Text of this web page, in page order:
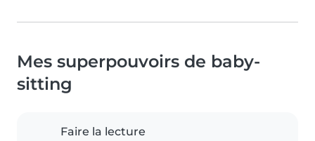
Mes superpouvoirs de baby-
sitting
Faire la lecture